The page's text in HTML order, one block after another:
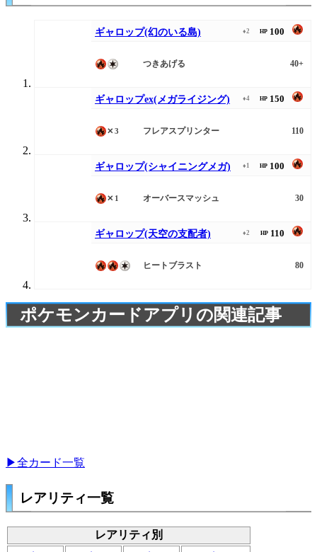
ギャロップ(幻のいる島) ♦2 HP 100
つきあげる 40+
ギャロップex(メガライジング) ♦4 HP 150
✕3 フレアスプリンター 110
ギャロップ(シャイニングメガ) ♦1 HP 100
✕1 オーバースマッシュ 30
ギャロップ(天空の支配者) ♦2 HP 110
ヒートブラスト 80
ポケモンカードアプリの関連記事
▶全カード一覧
レアリティ一覧
レアリティ別